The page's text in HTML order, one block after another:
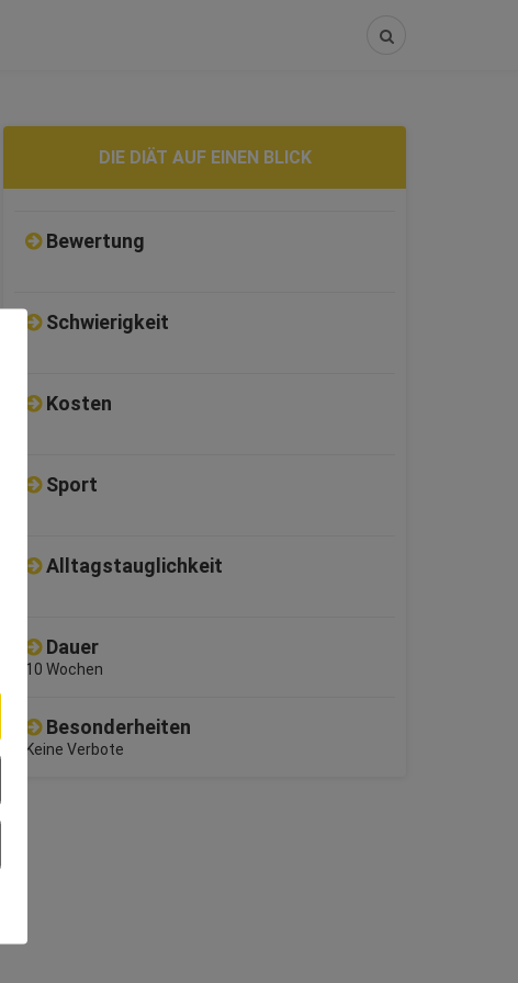
DIE DIÄT AUF EINEN BLICK
Bewertung
Schwierigkeit
Kosten
Sport
Alltagstauglichkeit
Dauer
10 Wochen
Besonderheiten
Keine Verbote